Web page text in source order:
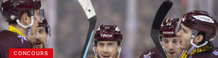
CONCOURS